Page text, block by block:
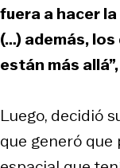
fuera a hacer
(…) además,
están más allá”,
Luego, decidió
que generó